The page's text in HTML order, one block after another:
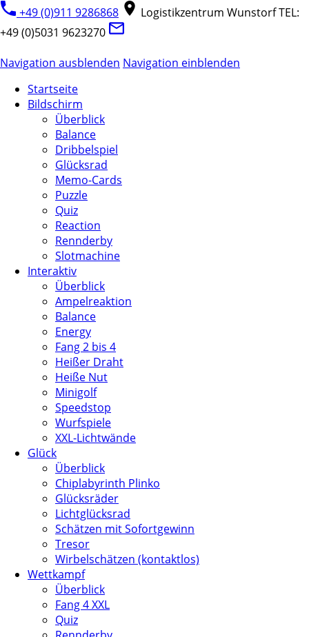
+49 (0)911 9286868
Logistikzentrum Wunstorf TEL:
+49 (0)5031 9623270
Navigation ausblenden Navigation einblenden
Startseite
Bildschirm
Überblick
Balance
Dribbelspiel
Glücksrad
Memo-Cards
Puzzle
Quiz
Reaction
Rennderby
Slotmachine
Interaktiv
Überblick
Ampelreaktion
Balance
Energy
Fang 2 bis 4
Heißer Draht
Heiße Nut
Minigolf
Speedstop
Wurfspiele
XXL-Lichtwände
Glück
Überblick
Chiplabyrinth Plinko
Glücksräder
Lichtglücksrad
Schätzen mit Sofortgewinn
Tresor
Wirbelschätzen (kontaktlos)
Wettkampf
Überblick
Fang 4 XXL
Quiz